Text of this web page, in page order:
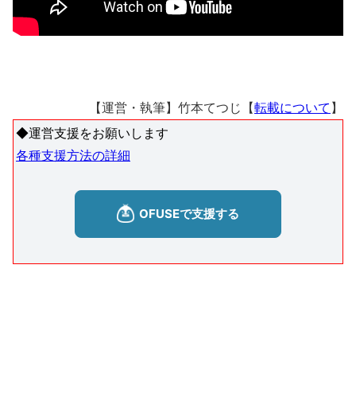
【運営・執筆】竹本てつじ【転載について 】
◆運営支援をお願いします
各種支援方法の詳細